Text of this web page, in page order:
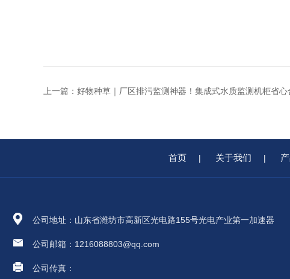
上一篇： 好物种草｜厂区排污监测神器！集成式水质监测机柜省心
首页 | 关于我们 |
公司地址：山东省潍坊市高新区光电路155号光电产业第一加速器
公司邮箱：1216088803@qq.com
公司传真：